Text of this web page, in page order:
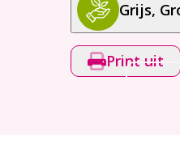
Grijs,
Print uit